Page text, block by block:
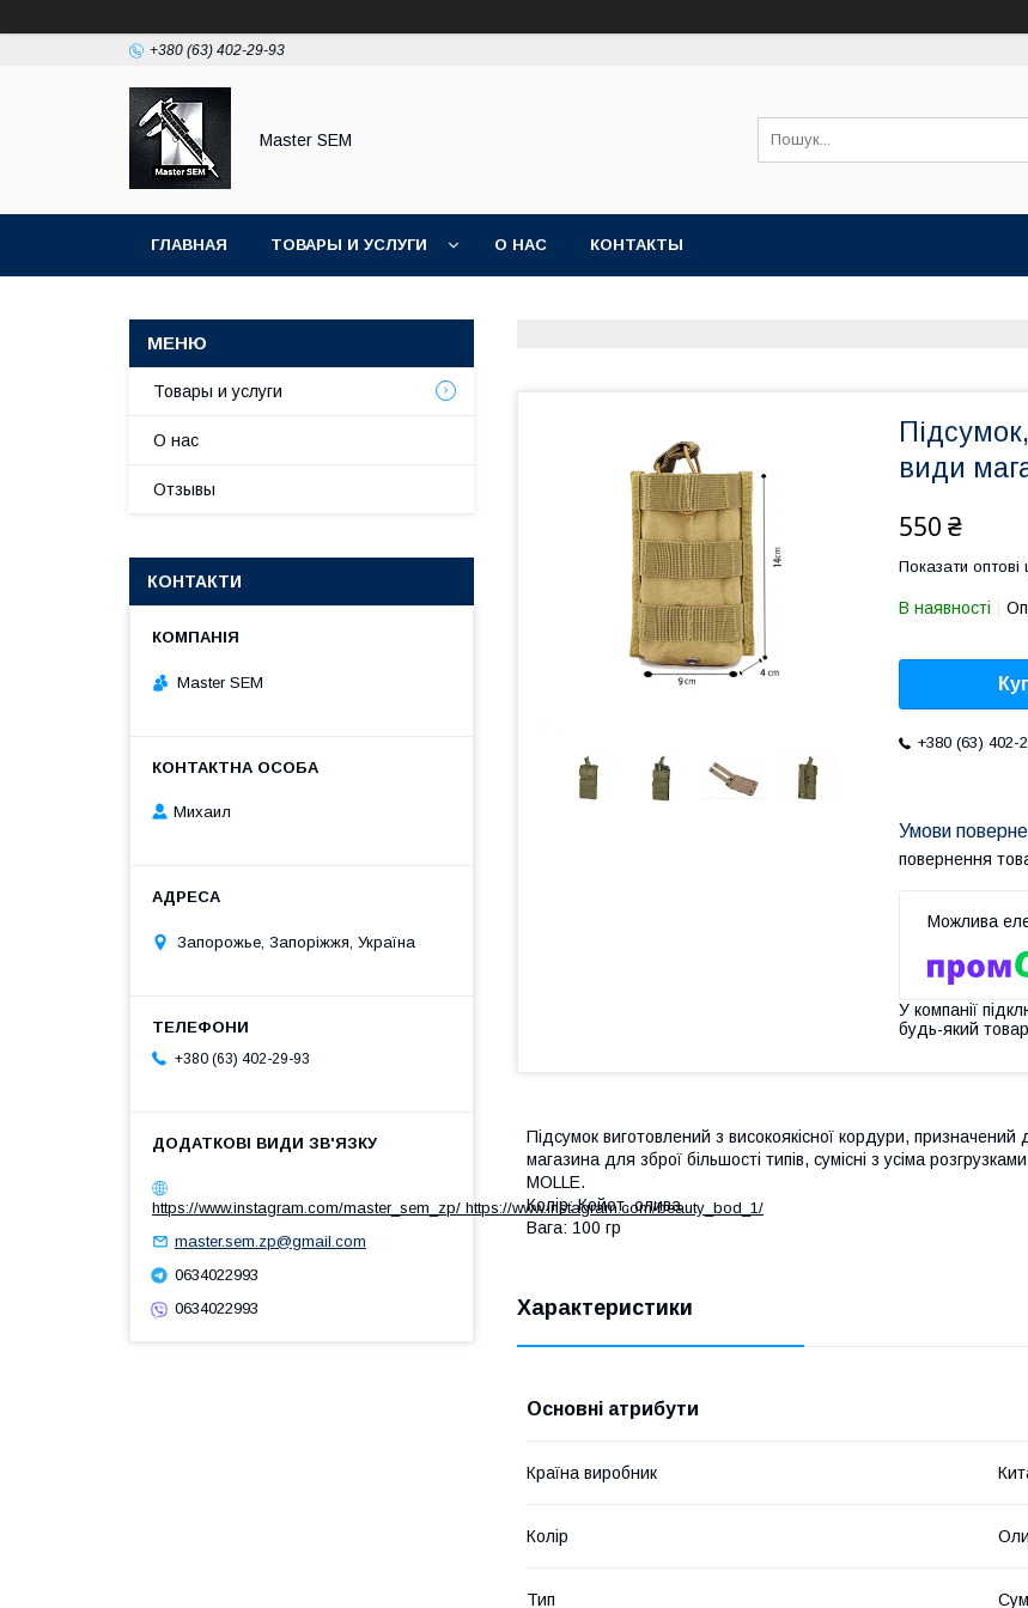
+380 (63) 402-29-93
Master SEM
ГЛАВНАЯ ТОВАРЫ И УСЛУГИ О НАС КОНТАКТЫ
види
550 ₴
Показати оптові
В наявності
+380 (63) 402-
повернення
У компанії
будь-який
Підсумок виготовлений з високоякісної кордури, призначений
магазина для зброї більшості типів, сумісні з усіма
MOLLE.
Колір: Койот, олива
Вага: 100 гр
Характеристики
Основні атрибути
Країна виробник
Колір
Тип
Товары и услуги
О нас
Отзывы
КОНТАКТИ
Master SEM
Михаил
Запорожье, Запоріжжя, Україна
+380 (63) 402-29-93
https://www.instagram.com/master_sem_zp/ https://www.instagram.com/beauty_bod_1/
master.sem.zp@gmail.com
0634022993
0634022993